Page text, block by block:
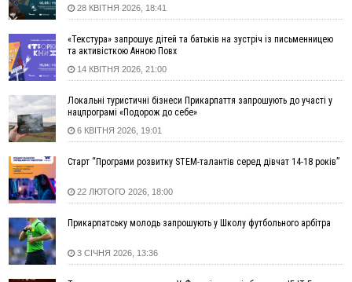
роботи стаціонарів
русло Золотої Липи та облаштували переправу
11:44
У Франківську та Яремче зафіксували нові температурні
рекорди
11:17
Росія вдарила по Харкову "Бандероллю": є постраждалі,
пошкоджено цивільне підприємство
10:54
Верховний суд повернув державі 1,5 га лісу із трьома
10:10
На Каскаді замість веж планують зробити сквер з
дитмайданчиком
09:31
На Верховинщині під час пожежі будинку травмувалась
жінка
09:09
ВІДЕО
України
28 КВІТНЯ 2026, 18:41
«Текстура» запрошує дітей та батьків на зустріч із письменницею
та активісткою Анною Повх
14 КВІТНЯ 2026, 21:00
Локальні туристичні бізнеси Прикарпаття запрошують до участі у
нацпрограмі «Подорож до себе»
6 КВІТНЯ 2026, 19:01
Старт “Програми розвитку STEM-талантів серед дівчат 14-18 років”
22 ЛЮТОГО 2026, 18:00
Прикарпатську молодь запрошують у Школу футбольного арбітра
3 СІЧНЯ 2026, 13:36